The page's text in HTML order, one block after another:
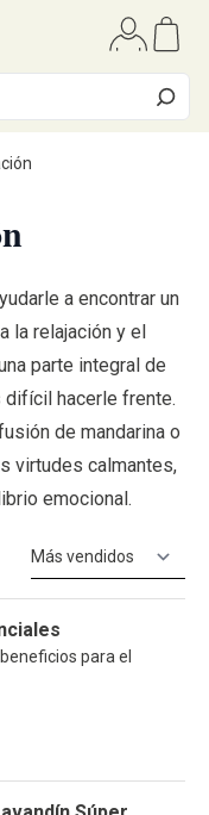
a encontrar un
la relajación y el
parte integral de
difícil hacerle frente.
de mandarina o
virtudes calmantes,
emocional.
para el